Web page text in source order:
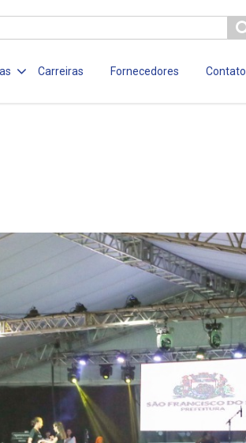
Carreiras Fornecedores Contato